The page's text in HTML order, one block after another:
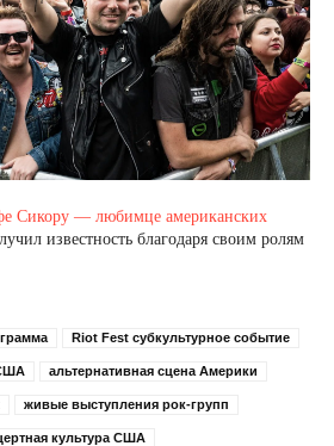
Сикору — любимце американских
известность благодаря своим ролям
Riot Fest субкультурное событие
альтернативная сцена Америки
живые выступления рок-групп
культура США